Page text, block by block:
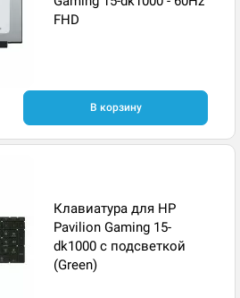
FHD
В корзину
Клавиатура для HP
Pavilion Gaming 15-
dk1000 с подсветкой
(Green)